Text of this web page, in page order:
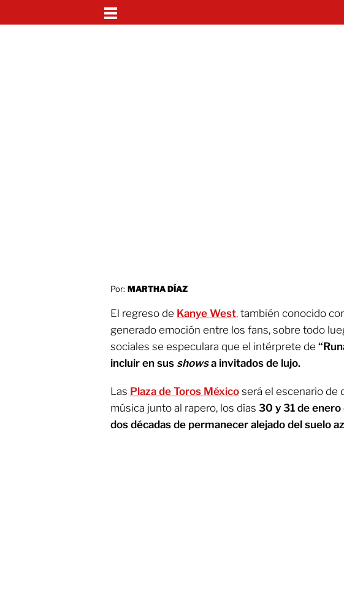
Por: MARTHA DÍAZ
El regreso de Kanye West, también conocido
generado emoción entre los fans, sobre todo
sociales se especulara que el intérprete de
incluir en sus showsa invitados de lujo.
Las Plaza de Toros México será el escenario de
música junto al rapero, los días 30 y 31 de
dos décadas de permanecer alejado del suelo